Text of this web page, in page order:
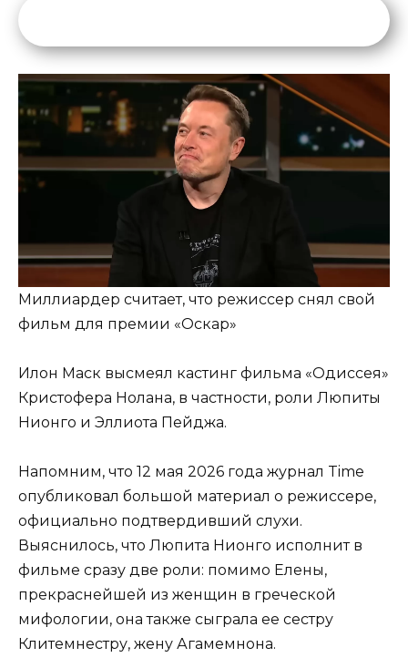
Миллиардер считает, что режиссер снял свой
фильм для премии «Оскар»
Илон Маск высмеял кастинг фильма «Одиссея»
Кристофера Нолана, в частности, роли Люпиты
Нионго и Эллиота Пейджа.
Напомним, что 12 мая 2026 года журнал Time
опубликовал большой материал о режиссере,
официально подтвердивший слухи.
Выяснилось, что Люпита Нионго исполнит в
фильме сразу две роли: помимо Елены,
прекраснейшей из женщин в греческой
мифологии, она также сыграла ее сестру
Клитемнестру, жену Агамемнона.